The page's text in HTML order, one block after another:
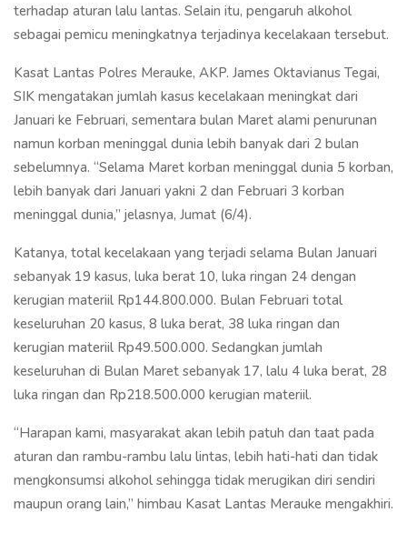
terhadap aturan lalu lantas. Selain itu, pengaruh alkohol
sebagai pemicu meningkatnya terjadinya kecelakaan tersebut.
Kasat Lantas Polres Merauke, AKP. James Oktavianus Tegai,
SIK mengatakan jumlah kasus kecelakaan meningkat dari
Januari ke Februari, sementara bulan Maret alami penurunan
namun korban meninggal dunia lebih banyak dari 2 bulan
sebelumnya. “Selama Maret korban meninggal dunia 5 korban,
lebih banyak dari Januari yakni 2 dan Februari 3 korban
meninggal dunia,” jelasnya, Jumat (6/4).
Katanya, total kecelakaan yang terjadi selama Bulan Januari
sebanyak 19 kasus, luka berat 10, luka ringan 24 dengan
kerugian materiil Rp144.800.000. Bulan Februari total
keseluruhan 20 kasus, 8 luka berat, 38 luka ringan dan
kerugian materiil Rp49.500.000. Sedangkan jumlah
keseluruhan di Bulan Maret sebanyak 17, lalu 4 luka berat, 28
luka ringan dan Rp218.500.000 kerugian materiil.
“Harapan kami, masyarakat akan lebih patuh dan taat pada
aturan dan rambu-rambu lalu lintas, lebih hati-hati dan tidak
mengkonsumsi alkohol sehingga tidak merugikan diri sendiri
maupun orang lain,” himbau Kasat Lantas Merauke mengakhiri.